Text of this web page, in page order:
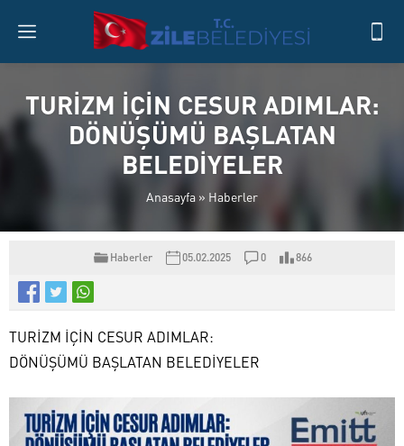
TURİZM İÇİN CESUR ADIMLAR:
DÖNÜŞÜMÜ BAŞLATAN
BELEDİYELER
Anasayfa » Haberler
Haberler 05.02.2025 0 866
TURİZM İÇİN CESUR ADIMLAR:
DÖNÜŞÜMÜ BAŞLATAN BELEDİYELER